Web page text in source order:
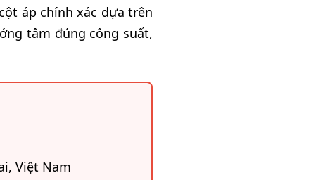
áp chính xác dựa trên
tâm đúng công suất,
Việt Nam